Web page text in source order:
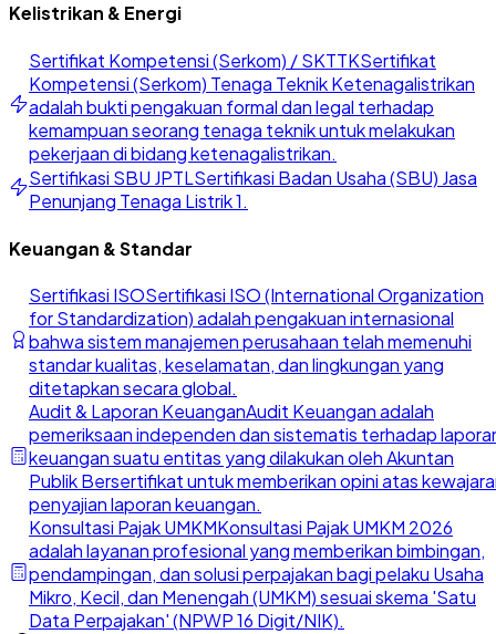
Kelistrikan & Energi
Sertifikat Kompetensi (Serkom) / SKTTKSertifikat
Kompetensi (Serkom) Tenaga Teknik Ketenagalistrikan
adalah bukti pengakuan formal dan legal terhadap
kemampuan seorang tenaga teknik untuk melakukan
pekerjaan di bidang ketenagalistrikan.
Sertifikasi SBU JPTLSertifikasi Badan Usaha (SBU) Jasa
Penunjang Tenaga Listrik 1.
Keuangan & Standar
Sertifikasi ISOSertifikasi ISO (International Organization
for Standardization) adalah pengakuan internasional
bahwa sistem manajemen perusahaan telah memenuhi
standar kualitas, keselamatan, dan lingkungan yang
ditetapkan secara global.
Audit & Laporan KeuanganAudit Keuangan adalah
pemeriksaan independen dan sistematis terhadap
keuangan suatu entitas yang dilakukan oleh Akuntan
Publik Bersertifikat untuk memberikan opini atas
penyajian laporan keuangan.
Konsultasi Pajak UMKMKonsultasi Pajak UMKM 2026
adalah layanan profesional yang memberikan bimbingan,
pendampingan, dan solusi perpajakan bagi pelaku Usaha
Mikro, Kecil, dan Menengah (UMKM) sesuai skema 'Satu
Data Perpajakan' (NPWP 16 Digit/NIK).